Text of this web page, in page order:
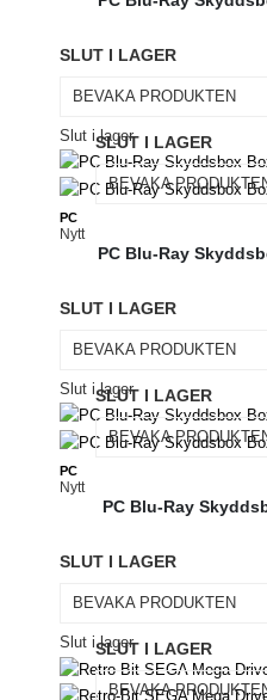
SLUT I LAGER
BEVAKA PRODUKTEN
Slut i lager
PC
Nytt
SLUT I LAGER
BEVAKA
PC Blu-Ray
SLUT I LAGER
BEVAKA PRODUKTEN
Slut i lager
PC
Nytt
SLUT I LAGER
BEVAKA
PC Blu-Ray
SLUT I LAGER
BEVAKA PRODUKTEN
Slut i lagerSLUT I LAGER
BEVAKA